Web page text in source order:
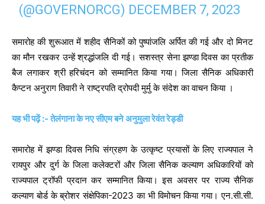
(@GOVERNORCG) DECEMBER 7, 2023
समारोह की शुरूआत में शहीद सैनिकों को पुष्पांजलि अर्पित की गई और दो मिनट
का मौन रखकर उन्हें श्रद्धांजलि दी गई। सशस्त्र सेना झण्डा दिवस का प्रतीक
बैज लगाकर श्री हरिचंदन को सम्मानित किया गया। जिला सैनिक अधिकारी
कैप्टन अनुराग तिवारी ने राष्ट्रपति द्रोपदी मुर्मु के संदेश का वाचन किया ।
यह भी पढ़ें :- तेलंगाना के नए सीएम बने अनुमुला रेवंत रेड्डी
समारोह में झण्डा दिवस निधि संग्रहण के उत्कृष्ट प्रयासों के लिए राज्यपाल ने
रायपुर और दुर्ग के जिला कलेक्टरों और जिला सैनिक कल्याण अधिकारियों को
राज्यपाल ट्रॉफी प्रदान कर सम्मानित किया। इस अवसर पर राज्य सैनिक
कल्याण बोर्ड के ब्रोशर संक्षेपिका-2023 का भी विमोचन किया गया। एन.सी.सी.